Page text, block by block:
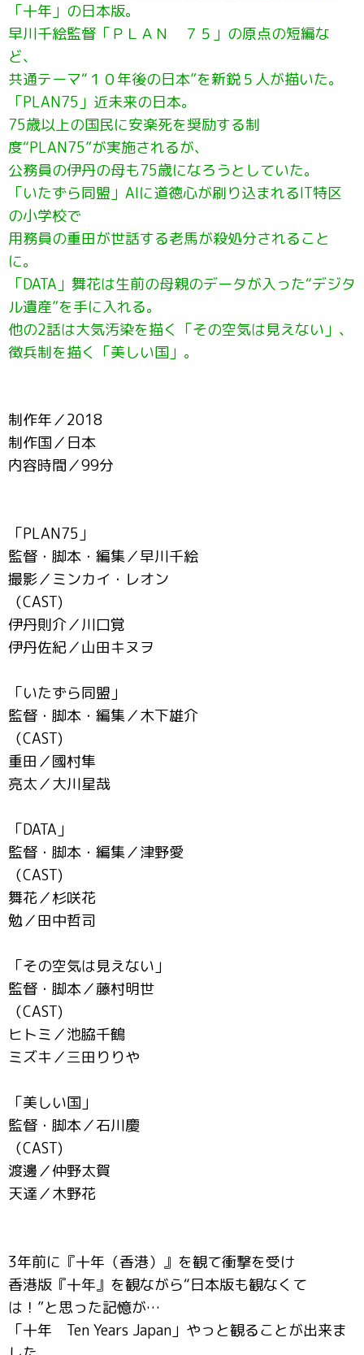
「十年」の日本版。
早川千絵監督「ＰＬＡＮ ７５」の原点の短編な
ど、
共通テーマ“１０年後の日本”を新鋭５人が描いた。
「PLAN75」近未来の日本。
75歳以上の国民に安楽死を奨励する制
度“PLAN75”が実施されるが、
公務員の伊丹の母も75歳になろうとしていた。
「いたずら同盟」AIに道徳心が刷り込まれるIT特区
の小学校で
用務員の重田が世話する老馬が殺処分されること
に。
「DATA」舞花は生前の母親のデータが入った“デジタ
ル遺産”を手に入れる。
他の2話は大気汚染を描く「その空気は見えない」、
徴兵制を描く「美しい国」。
制作年／2018
制作国／日本
内容時間／99分
「PLAN75」
監督・脚本・編集／早川千絵
撮影／ミンカイ・レオン
（CAST)
伊丹則介／川口覚
伊丹佐紀／山田キヌヲ
「いたずら同盟」
監督・脚本・編集／木下雄介
（CAST)
重田／國村隼
亮太／大川星哉
「DATA」
監督・脚本・編集／津野愛
（CAST)
舞花／杉咲花
勉／田中哲司
「その空気は見えない」
監督・脚本／藤村明世
（CAST)
ヒトミ／池脇千鶴
ミズキ／三田りりや
「美しい国」
監督・脚本／石川慶
（CAST)
渡邊／仲野太賀
天達／木野花
3年前に『十年（香港）』を観て衝撃を受け
香港版『十年』を観ながら“日本版も観なくて
は！”と思った記憶が…
「十年 Ten Years Japan」やっと観ることが出来ま